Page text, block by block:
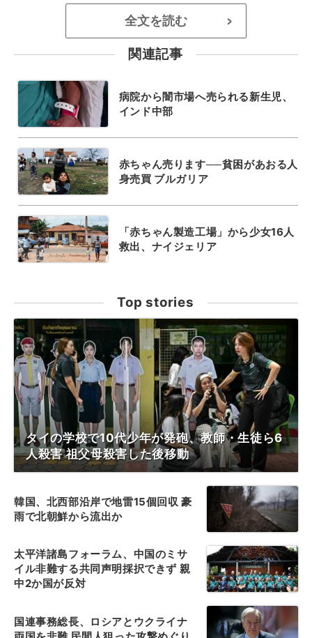
全文を読む >
関連記事
病院から闇市場へ売られる新生児、
インド中部
赤ちゃん売ります──貧困があおる人
身売買 ブルガリア
「赤ちゃん製造工場」から少女16人
救出、ナイジェリア
Top stories
タイの学校で10代少年が発砲、教師・生徒ら6
人殺害 祖父母殺害した後移動
韓国、北西部沿岸で地雷15個回収 豪
雨で北朝鮮から流出か
太平洋諸島フォーラム、中国のミサ
イル非難する共同声明採択できず 親
中2か国が反対
国連事務総長、ロシアとウクライナ